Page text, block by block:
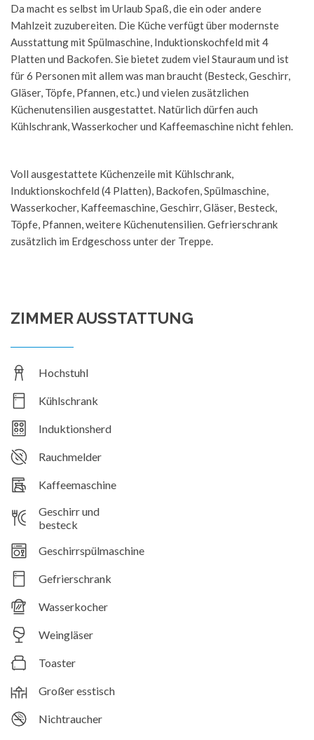
Da macht es selbst im Urlaub Spaß, die ein oder andere
Mahlzeit zuzubereiten. Die Küche verfügt über modernste
Ausstattung mit Spülmaschine, Induktionskochfeld mit 4
Platten und Backofen. Sie bietet zudem viel Stauraum und ist
für 6 Personen mit allem was man braucht (Besteck, Geschirr,
Gläser, Töpfe, Pfannen, etc.) und vielen zusätzlichen
Küchenutensilien ausgestattet. Natürlich dürfen auch
Kühlschrank, Wasserkocher und Kaffeemaschine nicht fehlen.
Voll ausgestattete Küchenzeile mit Kühlschrank,
Induktionskochfeld (4 Platten), Backofen, Spülmaschine,
Wasserkocher, Kaffeemaschine, Geschirr, Gläser, Besteck,
Töpfe, Pfannen, weitere Küchenutensilien. Gefrierschrank
zusätzlich im Erdgeschoss unter der Treppe.
ZIMMER AUSSTATTUNG
Hochstuhl
Kühlschrank
Induktionsherd
Rauchmelder
Kaffeemaschine
Geschirr und
besteck
Geschirrspülmaschine
Gefrierschrank
Wasserkocher
Weingläser
Toaster
Großer esstisch
Nichtraucher